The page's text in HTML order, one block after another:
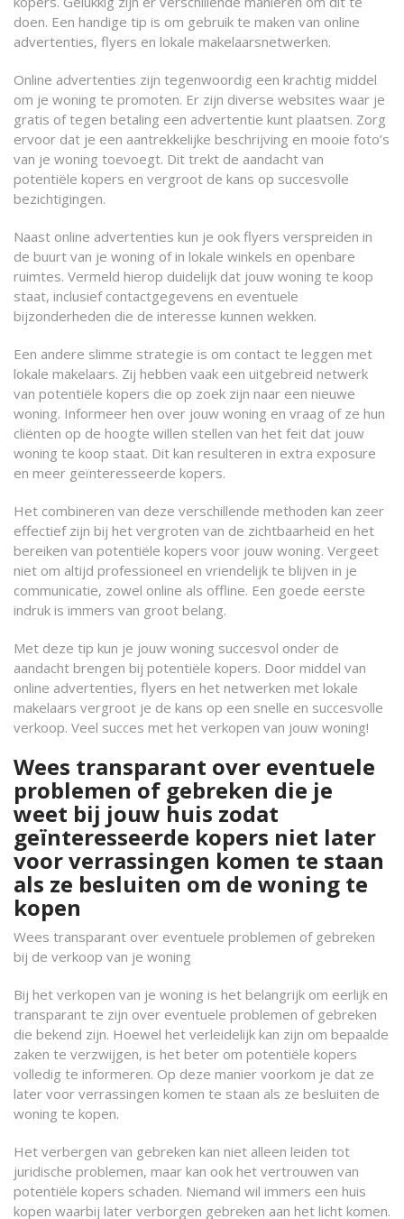
doen. Een handige tip is om gebruik te maken van online
advertenties, flyers en lokale makelaarsnetwerken.
Online advertenties zijn tegenwoordig een krachtig middel
om je woning te promoten. Er zijn diverse websites waar je
gratis of tegen betaling een advertentie kunt plaatsen. Zorg
ervoor dat je een aantrekkelijke beschrijving en mooie foto’s
van je woning toevoegt. Dit trekt de aandacht van
potentiële kopers en vergroot de kans op succesvolle
bezichtigingen.
Naast online advertenties kun je ook flyers verspreiden in
de buurt van je woning of in lokale winkels en openbare
ruimtes. Vermeld hierop duidelijk dat jouw woning te koop
staat, inclusief contactgegevens en eventuele
bijzonderheden die de interesse kunnen wekken.
Een andere slimme strategie is om contact te leggen met
lokale makelaars. Zij hebben vaak een uitgebreid netwerk
van potentiële kopers die op zoek zijn naar een nieuwe
woning. Informeer hen over jouw woning en vraag of ze hun
cliënten op de hoogte willen stellen van het feit dat jouw
woning te koop staat. Dit kan resulteren in extra exposure
en meer geïnteresseerde kopers.
Het combineren van deze verschillende methoden kan zeer
effectief zijn bij het vergroten van de zichtbaarheid en het
bereiken van potentiële kopers voor jouw woning. Vergeet
niet om altijd professioneel en vriendelijk te blijven in je
communicatie, zowel online als offline. Een goede eerste
indruk is immers van groot belang.
Met deze tip kun je jouw woning succesvol onder de
aandacht brengen bij potentiële kopers. Door middel van
online advertenties, flyers en het netwerken met lokale
makelaars vergroot je de kans op een snelle en succesvolle
verkoop. Veel succes met het verkopen van jouw woning!
Wees transparant over eventuele
problemen of gebreken die je
weet bij jouw huis zodat
geïnteresseerde kopers niet later
voor verrassingen komen te staan
als ze besluiten om de woning te
kopen
Wees transparant over eventuele problemen of gebreken
bij de verkoop van je woning
Bij het verkopen van je woning is het belangrijk om eerlijk en
transparant te zijn over eventuele problemen of gebreken
die bekend zijn. Hoewel het verleidelijk kan zijn om bepaalde
zaken te verzwijgen, is het beter om potentiële kopers
volledig te informeren. Op deze manier voorkom je dat ze
later voor verrassingen komen te staan als ze besluiten de
woning te kopen.
Het verbergen van gebreken kan niet alleen leiden tot
juridische problemen, maar kan ook het vertrouwen van
potentiële kopers schaden. Niemand wil immers een huis
kopen waarbij later verborgen gebreken aan het licht komen.